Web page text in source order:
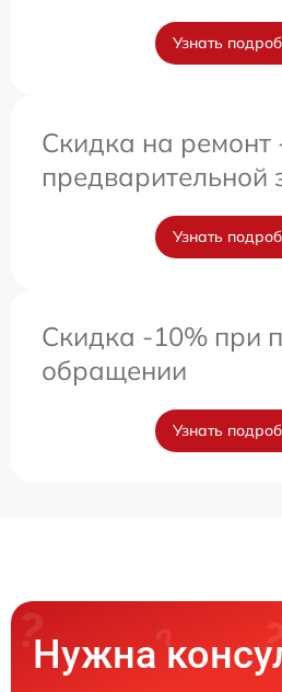
Узнать
Скидка на ремонт
предварительной
Узнать
Скидка -10% при
обращении
Узнать
Нужна